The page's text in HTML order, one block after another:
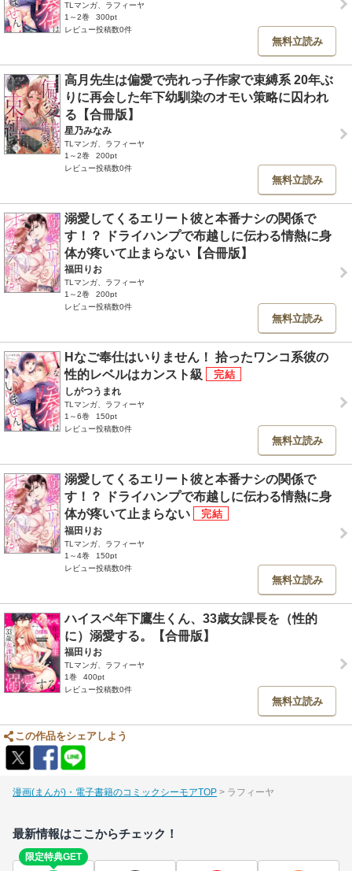
TLマンガ、ラフィーヤ
1～2巻
300pt
レビュー投稿数0件
無料立読み
高月先生は偏愛で売れっ子作家で束縛系 20年ぶ
りに再会した年下幼馴染のオモい策略に囚われ
る【合冊版】
星乃みなみ
TLマンガ、ラフィーヤ
1～2巻
200pt
レビュー投稿数0件
無料立読み
溺愛してくるエリート彼と本番ナシの関係で
す！？ ドライハンプで布越しに伝わる情熱に身
体が疼いて止まらない【合冊版】
福田りお
TLマンガ、ラフィーヤ
1～2巻
200pt
レビュー投稿数0件
無料立読み
Hなご奉仕はいりません！ 拾ったワンコ系彼の
性的レベルはカンスト級
しがつうまれ
TLマンガ、ラフィーヤ
1～6巻
150pt
レビュー投稿数0件
無料立読み
溺愛してくるエリート彼と本番ナシの関係で
す！？ ドライハンプで布越しに伝わる情熱に身
体が疼いて止まらない
福田りお
TLマンガ、ラフィーヤ
1～4巻
150pt
レビュー投稿数0件
無料立読み
ハイスペ年下鷹生くん、33歳女課長を（性的
に）溺愛する。【合冊版】
福田りお
TLマンガ、ラフィーヤ
1巻
400pt
レビュー投稿数0件
無料立読み
この作品をシェアしよう
漫画(まんが)・電子書籍のコミックシーモアTOP ラフィーヤ
最新情報はここからチェック！
限定特典GET